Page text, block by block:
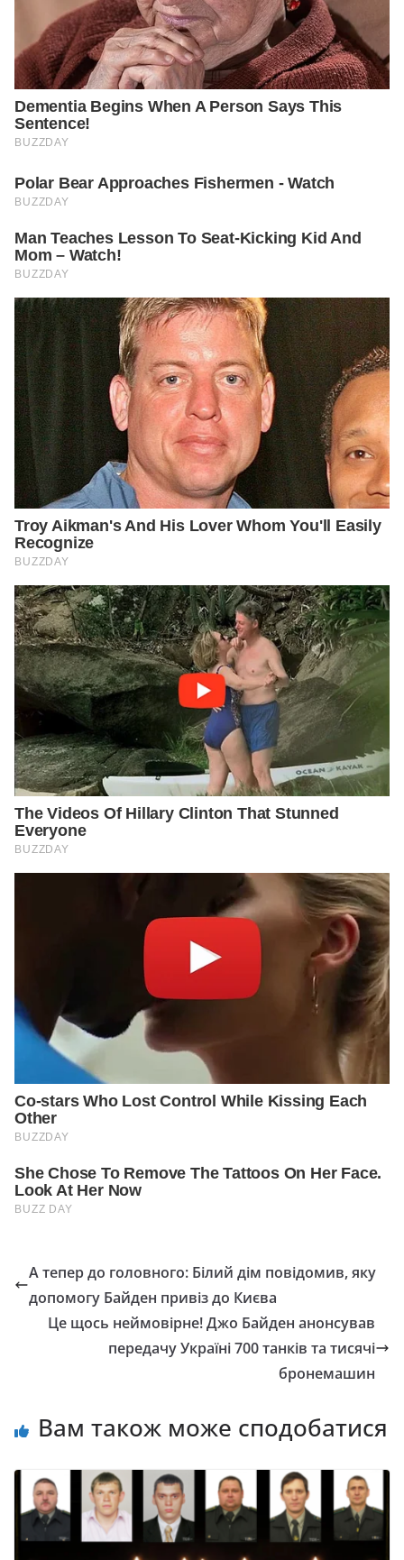
А тепер до головного: Білий дім повідомив, яку
допомогу Байден привіз до Києва
Це щось неймовірне! Джо Байден анонсував
передачу Україні 700 танків та тисячі
бронемашин
Вам також може сподобатися